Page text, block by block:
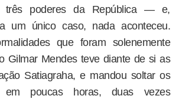
poderes da República — e,
um único caso, nada aconteceu.
que foram solenemente
Gilmar Mendes teve diante de si as
Satiagraha, e mandou soltar os
em poucas horas, duas vezes